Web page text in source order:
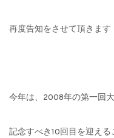
再度告知をさせて頂きます
今年は、 2008年の第一回
記念すべき 10 回目を迎える